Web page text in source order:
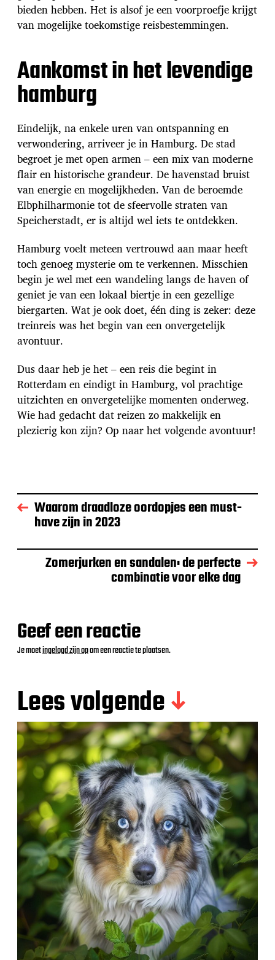
bieden hebben. Het is alsof je een voorproefje krijgt
van mogelijke toekomstige reisbestemmingen.
Aankomst in het levendige
hamburg
Eindelijk, na enkele uren van ontspanning en
verwondering, arriveer je in Hamburg. De stad
begroet je met open armen – een mix van moderne
flair en historische grandeur. De havenstad bruist
van energie en mogelijkheden. Van de beroemde
Elbphilharmonie tot de sfeervolle straten van
Speicherstadt, er is altijd wel iets te ontdekken.
Hamburg voelt meteen vertrouwd aan maar heeft
toch genoeg mysterie om te verkennen. Misschien
begin je wel met een wandeling langs de haven of
geniet je van een lokaal biertje in een gezellige
biergarten. Wat je ook doet, één ding is zeker: deze
treinreis was het begin van een onvergetelijk
avontuur.
Dus daar heb je het – een reis die begint in
Rotterdam en eindigt in Hamburg, vol prachtige
uitzichten en onvergetelijke momenten onderweg.
Wie had gedacht dat reizen zo makkelijk en
plezierig kon zijn? Op naar het volgende avontuur!
Waarom draadloze oordopjes een must-
have zijn in 2023
Zomerjurken en sandalen: de perfecte
combinatie voor elke dag
Geef een reactie
Je moetingelogd zijn opom een reactie te plaatsen.
Lees volgende